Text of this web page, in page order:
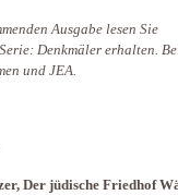
Ausgabe lesen Sie
Denkmäler erhalten.
und JEA.
Der jüdische Friedhof